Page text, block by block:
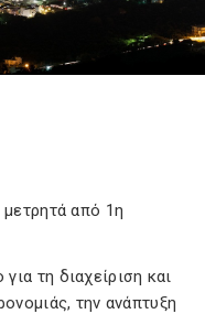
από 1η
τη διαχείριση και
την ανάπτυξη